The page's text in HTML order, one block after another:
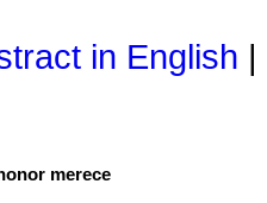
in English
merece